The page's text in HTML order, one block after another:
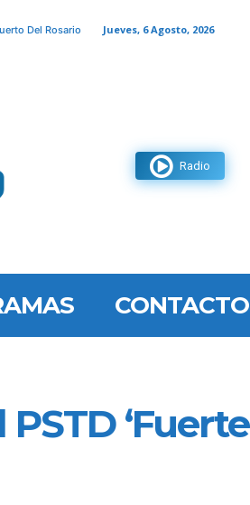
Del Rosario Jueves, 6 Agosto, 2026
Radio
CONTACTO
‘Fuerte